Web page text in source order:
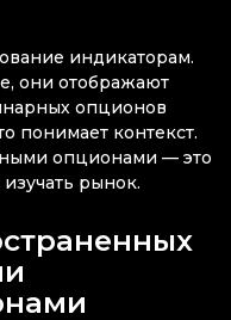
индикаторам.
они отображают
опционов
понимает контекст.
опционами — это
рынок.